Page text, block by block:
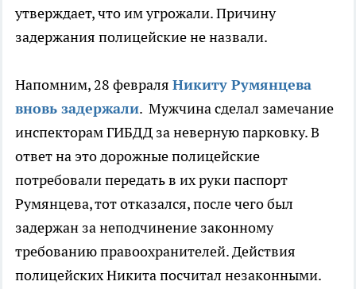
утверждает, что им угрожали. Причину
задержания полицейские не назвали.
Напомним, 28 февраля Никиту Румянцева
вновь задержали. Мужчина сделал замечание
инспекторам ГИБДД за неверную парковку. В
ответ на это дорожные полицейские
потребовали передать в их руки паспорт
Румянцева, тот отказался, после чего был
задержан за неподчинение законному
требованию правоохранителей. Действия
полицейских Никита посчитал незаконными.